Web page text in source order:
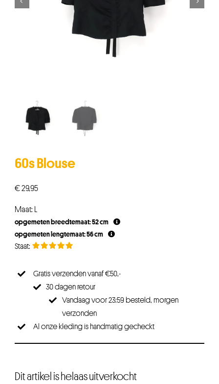
60s Blouse
€29,95
Maat: L
opgemeten breedtemaat: 52 cm
opgemeten lengtemaat: 56 cm
Gratis verzenden vanaf €50,-
30 dagen retour
Vandaag voor 23:59 besteld, morgen
verzonden
Al onze kleding is handmatig gecheckt
Dit artikel is helaas uitverkocht